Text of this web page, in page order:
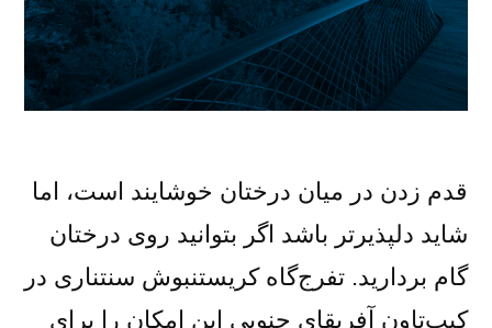
قدم زدن در میان درختان خوشایند است، اما
شاید دلپذیرتر باشد اگر بتوانید روی درختان
گام بردارید. تفرج‌گاه کریستنبوش سنتناری در
کیپ‌تاون آفریقای جنوبی این امکان را برای